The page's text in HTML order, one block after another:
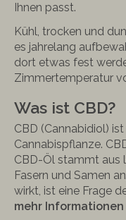
Ihnen passt.
Kühl, trocken und
es jahrelang
dort etwas fest
Zimmertemperatur
Was ist CBD?
CBD (Cannabidiol)
Cannabispflanze.
CBD-Öl stammt aus
Fasern und Samen
wirkt, ist eine Frage
mehr Informationen